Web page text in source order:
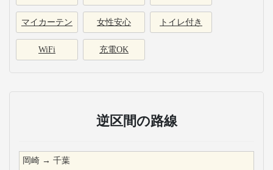
マイカーテン 女性安心 トイレ付き
WiFi 充電OK
逆区間の路線
岡崎 → 千葉